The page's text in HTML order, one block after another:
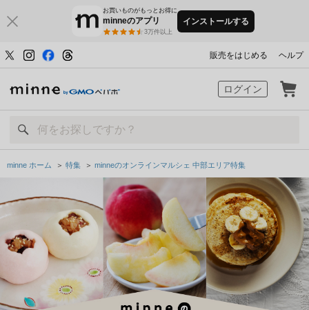
お買いものがもっとお得に
minneのアプリ
3万件以上
インストールする
販売をはじめる ヘルプ
ログイン
minne ホーム ＞ 特集 ＞ minneのオンラインマルシェ 中部エリア特集